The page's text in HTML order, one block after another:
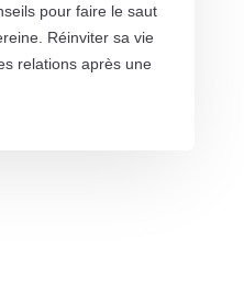
pour faire le saut
Réinviter sa vie
relations après une